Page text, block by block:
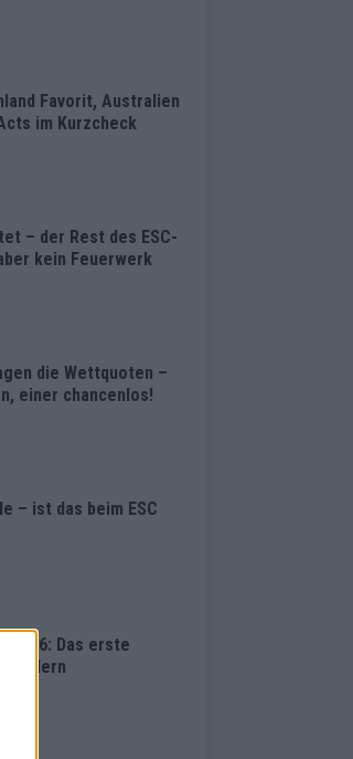
Favorit, Australien
im Kurzcheck
– der Rest des ESC-
kein Feuerwerk
die Wettquoten –
einer chancenlos!
– ist das beim ESC
2026: Das erste
Bildern